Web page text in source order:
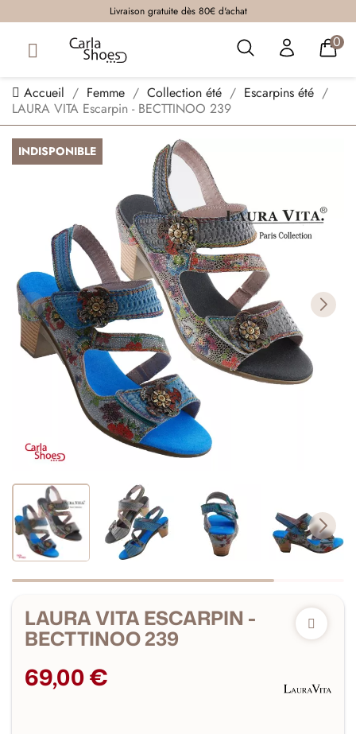
Livraison gratuite dès 80€ d'achat
0
Accueil Femme Collection été
Escarpins été
LAURA VITA Escarpin - BECTTINOO 239
INDISPONIBLE
LAURA VITA ESCARPIN -
BECTTINOO 239
69,00 €